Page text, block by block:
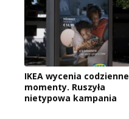
IKEA wycenia codzienne
momenty. Ruszyła
nietypowa kampania